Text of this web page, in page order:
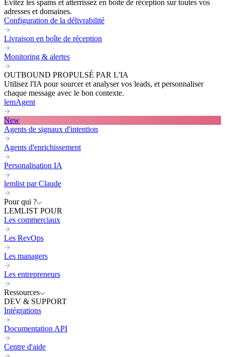
Évitez les spams et atterrissez en boîte de réception sur toutes vos
adresses et domaines.
Configuration de la délivrabilité
Livraison en boîte de réception
Monitoring & alertes
OUTBOUND PROPULSÉ PAR L'IA
Utilisez l'IA pour sourcer et analyser vos leads, et personnaliser
chaque message avec le bon contexte.
lemAgent
New
Agents de signaux d'intention
Agents d'enrichissement
Personalisation IA
lemlist par Claude
Pour qui ?
LEMLIST POUR
Les commerciaux
Les RevOps
Les managers
Les entrepreneurs
Ressources
DEV & SUPPORT
Intégrations
Documentation API
Centre d'aide